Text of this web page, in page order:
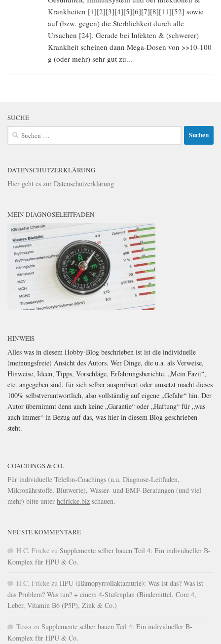
Krankheiten [1][2][3][4][5][6][7][8][11][52] sowie
auf (bzw. gegen) die Sterblichkeit durch alle
Ursachen [24]. Gerade bei Infekten & (schwerer)
Krankheit scheinen dann Mega-Dosen von >>10-100
g (oder mehr) sehr gut zu...
SUCHE
Suchen
nach:
DATENSCHUTZERKLÄRUNG
Hier geht es zur Datenschutzerklärung
MEIN DIAGNOSELEITFADEN
HINWEIS
Alles was in diesem Hobby-Blog beschrieben ist ist die individuelle
(meinungsfreie) Ansicht des Autors. Wer Dinge, die u.a. als Verweise,
Hinweise, Ideen, Tipps, Vorschläge, Erfahrungsberichte, „Mein Fazit“,
etc. angegeben sind, für sich selber ausprobiert oder umsetzt macht dieses
100% selbstverantwortlich, also vollständig auf eigene „Gefahr“ hin. Der
Autor übernimmt denn auch keine „Garantie“ oder „Haftung“ für „was
auch immer“ in Bezug auf das, was hier in diesem Blog geschrieben
steht.
COACHINGS & CO.
Für individuelle Telefon-Coachings (u.a. Diagnose-Leitfaden,
Mikronährstoffe, Blutwerte), Wasser- und EMF-Beratungen (und viel
mehr) bitte unter hcfricke.biz schauen.
NEUSTE KOMMENTARE
H.C. Fricke zu Supplemente selber bauen Teil 4: Ein individueller B-
Komplex für HPU & Co.
H.C. Fricke zu HPU (Hämopyrrollaktamurie): Was ist das? Was ist
das Problem? Was tun? + einem 4-Stufenplan (Bindemittel, Core 4,
Leber, Vitamin B6 (P5P), Zink & Co.)
Tessa zu Supplemente selber bauen Teil 4: Ein individueller B-
Komplex für HPU & Co.